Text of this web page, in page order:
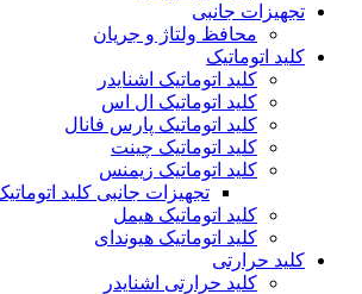
تجهیزات جانبی
محافظ ولتاژ و‌ جریان
کلید اتوماتیک
کلید اتوماتیک اشنایدر
کلید اتوماتیک ال اس
کلید اتوماتیک پارس فانال
کلید اتوماتیک چینت
کلید اتوماتیک زیمنس
تجهیزات جانبی کلید
کلید اتوماتیک هیمل
کلید اتوماتیک هیوندای
کلید حرارتی
کلید حرارتی اشنایدر